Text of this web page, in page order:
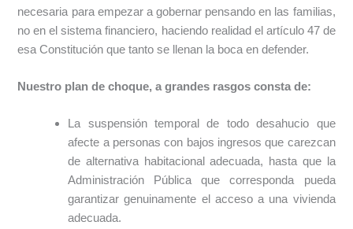
necesaria para empezar a gobernar pensando en las familias,
no en el sistema financiero, haciendo realidad el artículo 47 de
esa Constitución que tanto se llenan la boca en defender.
Nuestro plan de choque, a grandes rasgos consta de:
La suspensión temporal de todo desahucio que
afecte a personas con bajos ingresos que carezcan
de alternativa habitacional adecuada, hasta que la
Administración Pública que corresponda pueda
garantizar genuinamente el acceso a una vivienda
adecuada.